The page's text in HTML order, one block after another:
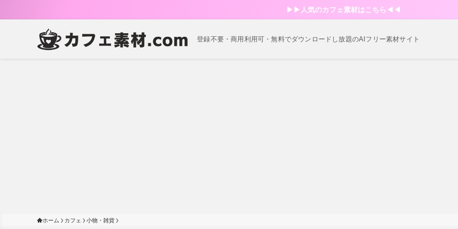
▶︎▶︎人気のカフェ素材はこちら◀︎◀︎
登録不要・商用利用可・無料でダウンロードし放題のAIフリー素材サイト
ホーム カフェ 小物・雑貨